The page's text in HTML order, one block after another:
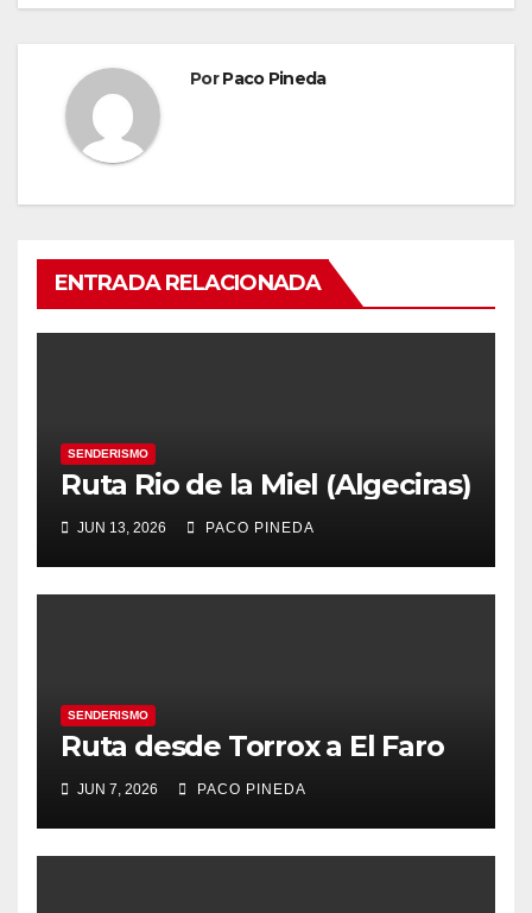
PorPaco Pineda
ENTRADA RELACIONADA
SENDERISMO
Ruta Rio de la Miel (Algeciras)
JUN 13, 2026 PACO PINEDA
SENDERISMO
Ruta desde Torrox a El Faro
JUN 7, 2026 PACO PINEDA